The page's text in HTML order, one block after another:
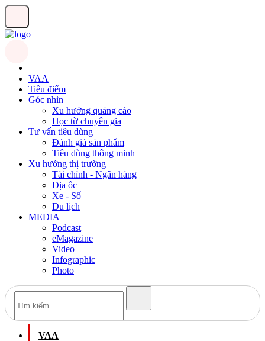
VAA
Tiêu điểm
Góc nhìn
Xu hướng quảng cáo
Học từ chuyên gia
Tư vấn tiêu dùng
Đánh giá sản phẩm
Tiêu dùng thông minh
Xu hướng thị trường
Tài chính - Ngân hàng
Địa ốc
Xe - Số
Du lịch
MEDIA
Podcast
eMagazine
Video
Infographic
Photo
VAA